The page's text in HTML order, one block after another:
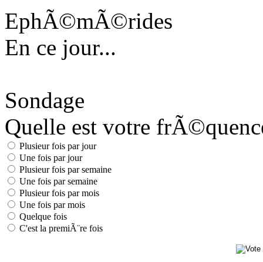
EphÃ©mÃ©rides
En ce jour...
Sondage
Quelle est votre
Plusieur fois par jour
Une fois par jour
Plusieur fois par semaine
Une fois par semaine
Plusieur fois par mois
Une fois par mois
Quelque fois
C'est la premiÃ¨re fois